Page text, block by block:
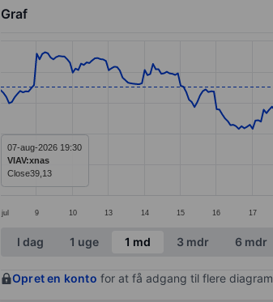
Graf
Line chart with 299 data points.
The chart has 1 X axis displaying categories.
The chart has 1 Y axis displaying values.
jul 9 10 13 14 15 16 17
07-aug-2026 19:30
VIAV:xnas
Close39,13
End of interactive chart.
I dag 1 uge 1 md 3 mdr 6 mdr
Opret en konto for at få adgang til flere